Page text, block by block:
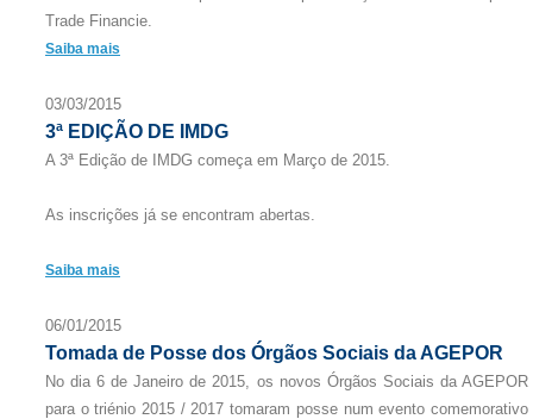
Trade Financie.
Saiba mais
03/03/2015
3ª EDIÇÃO DE IMDG
A 3ª Edição de IMDG começa em Março de 2015.
As inscrições já se encontram abertas.
Saiba mais
06/01/2015
Tomada de Posse dos Órgãos Sociais da AGEPOR
No dia 6 de Janeiro de 2015, os novos Órgãos Sociais da AGEPOR
para o triénio 2015 / 2017 tomaram posse num evento comemorativo